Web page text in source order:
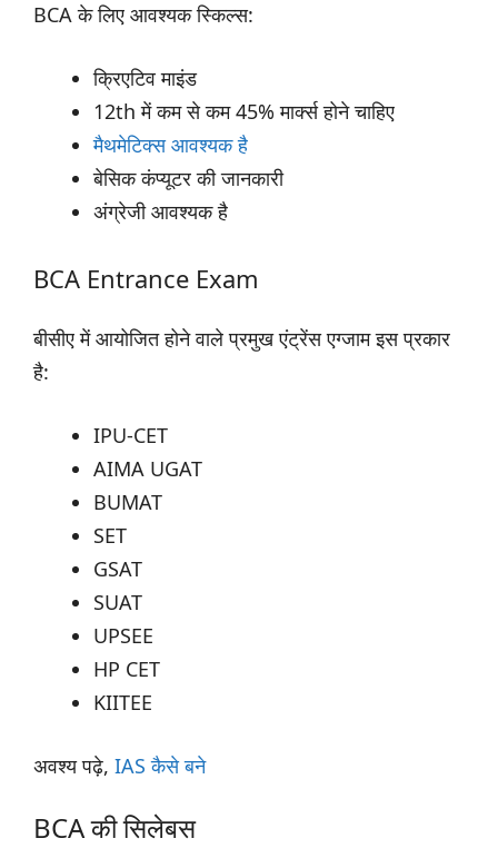
BCA के लिए आवश्यक स्किल्स:
क्रिएटिव माइंड
12th में कम से कम 45% मार्क्स होने चाहिए
मैथमेटिक्स आवश्यक है
बेसिक कंप्यूटर की जानकारी
अंग्रेजी आवश्यक है
BCA Entrance Exam
बीसीए में आयोजित होने वाले प्रमुख एंट्रेंस एग्जाम इस प्रकार
है:
IPU-CET
AIMA UGAT
BUMAT
SET
GSAT
SUAT
UPSEE
HP CET
KIITEE
अवश्य पढ़े, IAS कैसे बने
BCA की सिलेबस